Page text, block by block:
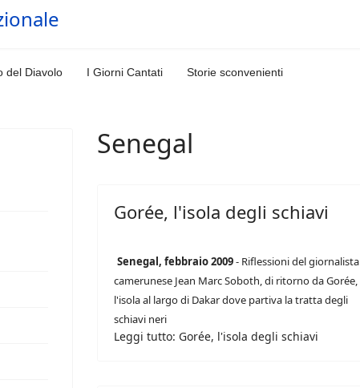
del Diavolo I Giorni Cantati Storie sconvenienti
Senegal
Gorée, l'isola degli schiavi
Senegal, febbraio 2009- Riflessioni del giornalista
camerunese Jean Marc Soboth, di ritorno da Gorée,
l'isola al largo di Dakar dove partiva la tratta degli
schiavi neri
Leggi tutto: Gorée, l'isola degli schiavi